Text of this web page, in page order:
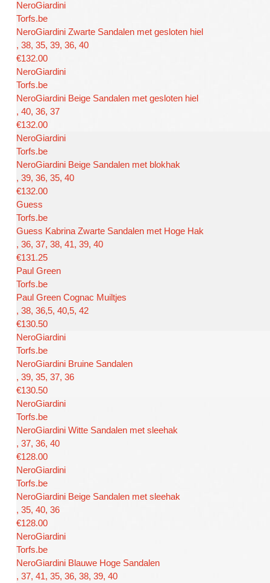
NeroGiardini
Torfs.be
NeroGiardini Zwarte Sandalen met gesloten hiel
, 38, 35, 39, 36, 40
€132.00
NeroGiardini
Torfs.be
NeroGiardini Beige Sandalen met gesloten hiel
, 40, 36, 37
€132.00
NeroGiardini
Torfs.be
NeroGiardini Beige Sandalen met blokhak
, 39, 36, 35, 40
€132.00
Guess
Torfs.be
Guess Kabrina Zwarte Sandalen met Hoge Hak
, 36, 37, 38, 41, 39, 40
€131.25
Paul Green
Torfs.be
Paul Green Cognac Muiltjes
, 38, 36,5, 40,5, 42
€130.50
NeroGiardini
Torfs.be
NeroGiardini Bruine Sandalen
, 39, 35, 37, 36
€130.50
NeroGiardini
Torfs.be
NeroGiardini Witte Sandalen met sleehak
, 37, 36, 40
€128.00
NeroGiardini
Torfs.be
NeroGiardini Beige Sandalen met sleehak
, 35, 40, 36
€128.00
NeroGiardini
Torfs.be
NeroGiardini Blauwe Hoge Sandalen
, 37, 41, 35, 36, 38, 39, 40